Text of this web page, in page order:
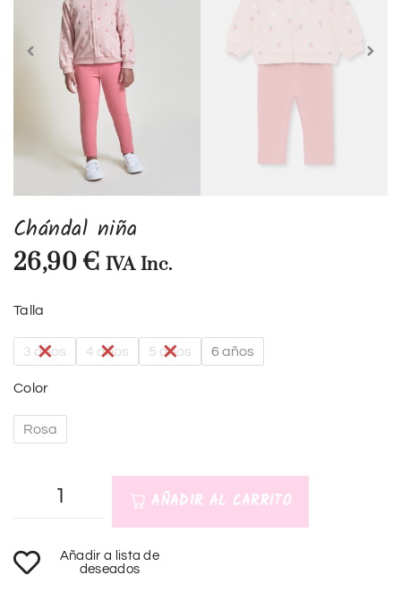
Chándal niña
26,90 € IVA Inc.
Talla
3 años 4 años 5 años 6 años
Color
Rosa
AÑADIR AL CARRITO
l
Añadir a lista de
deseados